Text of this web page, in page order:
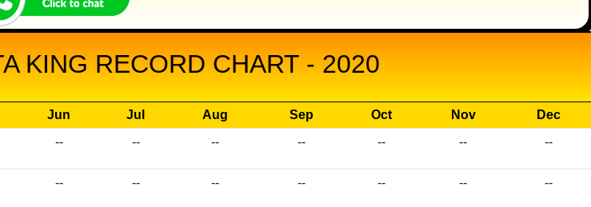
KING RECORD CHART - 2020
Jun Jul Aug Sep Oct Nov
Dec
-- -- -- -- -- -- --
-- -- -- -- -- -- --